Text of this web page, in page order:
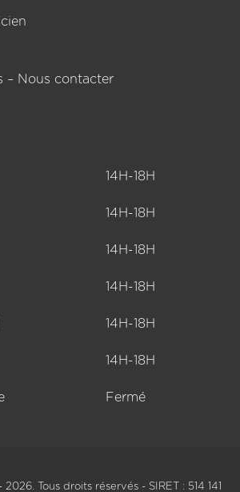
– Nous contacter
14H-18H
14H-18H
14H-18H
14H-18H
14H-18H
14H-18H
Fermé
Tous droits réservés - SIRET : 514 141